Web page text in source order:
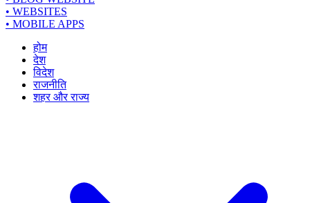
• WEBSITES
• MOBILE APPS
होम
देश
विदेश
राजनीति
शहर और राज्य